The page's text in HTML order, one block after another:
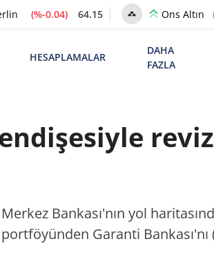
(%-0.04) 64.15 Ons Altın
HESAPLAMALAR
DAHA
FAZLA
Bankası'nın yol
Garanti Bankası'nı